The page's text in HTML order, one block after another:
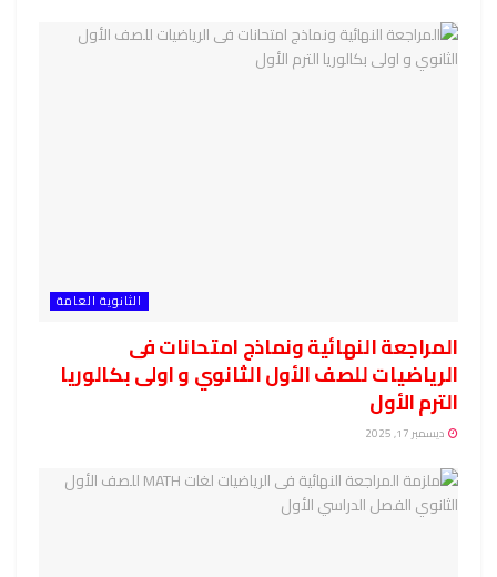
الثانوية العامة
المراجعة النهائية ونماذج امتحانات فى
الرياضيات للصف الأول الثانوي و اولى بكالوريا
الترم الأول
ديسمبر 17, 2025